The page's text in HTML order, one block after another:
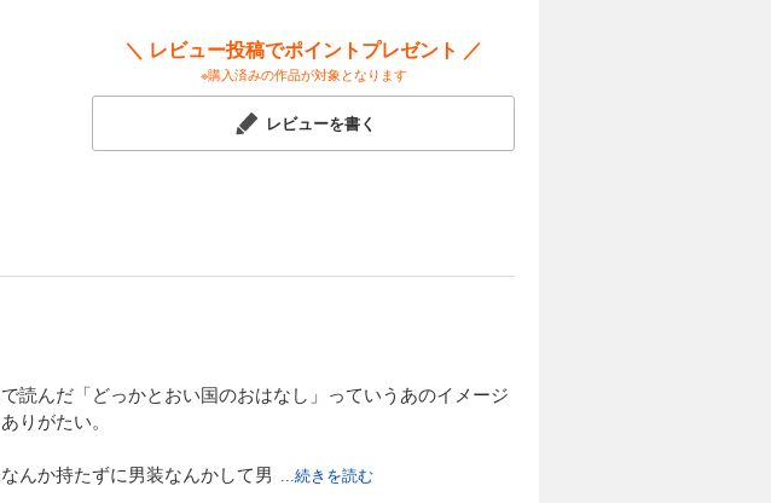
から入ってきたとんでもないスキャンダ
装いつつも気になるタニアは…!? その
カートに入れる
試し読み
＼ レビュー投稿でポイントプレゼント ／
※購入済みの作品が対象となります
レビューを書く
読んだ「どっかとおい国のおはなし」っていうあのイメージ
りがたい。
んか持たずに男装なんかして男 ...続きを読む